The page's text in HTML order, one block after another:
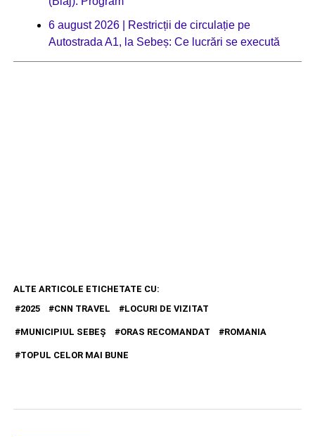
6 august 2026 | Restricții de circulație pe
Autostrada A1, la Sebeș: Ce lucrări se execută
ALTE ARTICOLE ETICHETATE CU:
2025
CNN TRAVEL LOCURI DE VIZITAT
MUNICIPIUL SEBEŞ ORAS RECOMANDAT ROMANIA
TOPUL CELOR MAI BUNE